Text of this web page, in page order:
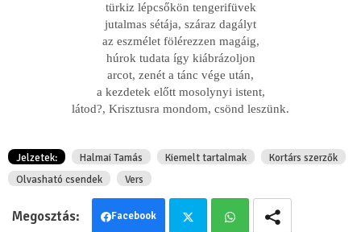
türkiz lépcsőkön tengerifüvek
jutalmas sétája, száraz dagályt
az eszmélet fölérezzen magáig,
húrok tudata így kiábrázoljon
arcot, zenét a tánc vége után,
a kezdetek előtt mosolynyi istent,
látod?, Krisztusra mondom, csönd leszünk.
Jelzetek: Halmai Tamás Kiemelt tartalmak
Kortárs szerzők
Olvasható csendek
Vers
Facebook